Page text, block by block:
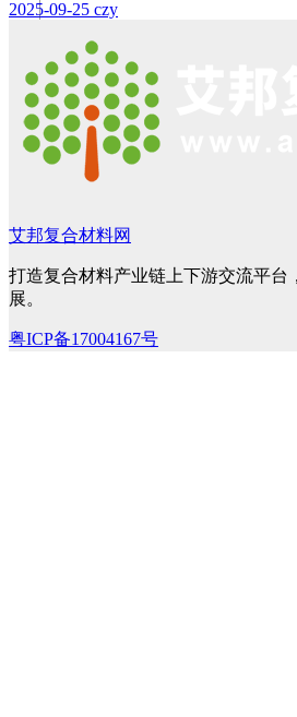
2025-09-25 czy
艾邦复合材料网
打造复合材料产业链上下游交流平台
展。
粤ICP备17004167号